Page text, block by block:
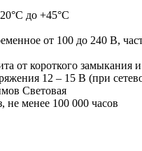
до +45°С
от 100 до 240 В,
от короткого замыкания
12 – 15 В (при
Световая
не менее 100 000 часов